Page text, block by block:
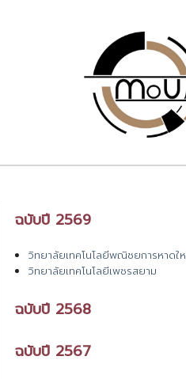
ฉบับปี 2569
วิทยาลัยเทคโนโลยีพณิชยการหาดใ
วิทยาลัยเทคโนโลยีเพชรสยาม
ฉบับปี 2568
ฉบับปี 2567